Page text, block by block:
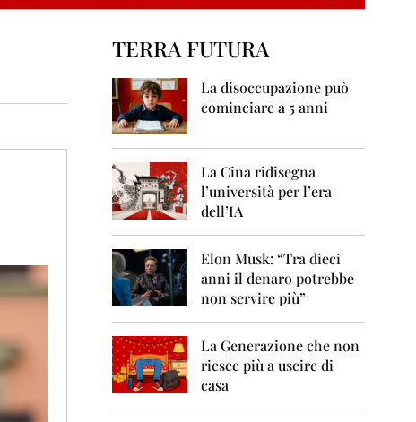
2
0
0
TERRA FUTURA
La disoccupazione può
cominciare a 5 anni
La Cina ridisegna
l’università per l’era
dell’IA
Elon Musk: “Tra dieci
anni il denaro potrebbe
non servire più”
La Generazione che non
riesce più a uscire di
casa